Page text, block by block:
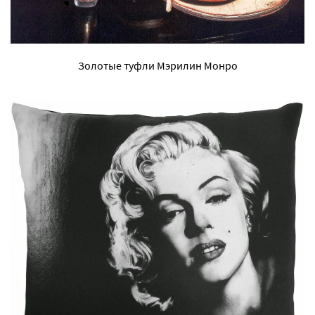
Золотые туфли Мэрилин Монро